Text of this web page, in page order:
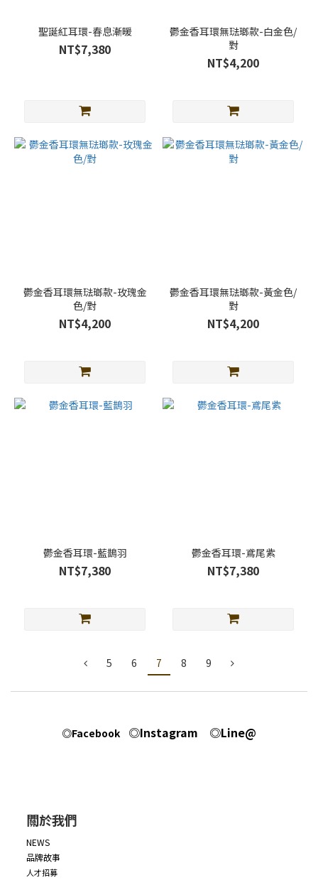
聖誕紅耳環-春息漸暖
NT$7,380
鬱金香耳環無琺瑯款-白金色/
對
NT$4,200
鬱金香耳環無琺瑯款-玫瑰金
色/對
NT$4,200
鬱金香耳環無琺瑯款-黃金色/
對
NT$4,200
鬱金香耳環-藍鵲羽
NT$7,380
鬱金香耳環-鳶尾紫
NT$7,380
5 6 7 8 9
◎Facebook ◎Instagram ◎Line@
關於我們
NEWS
品牌故事
人才招募